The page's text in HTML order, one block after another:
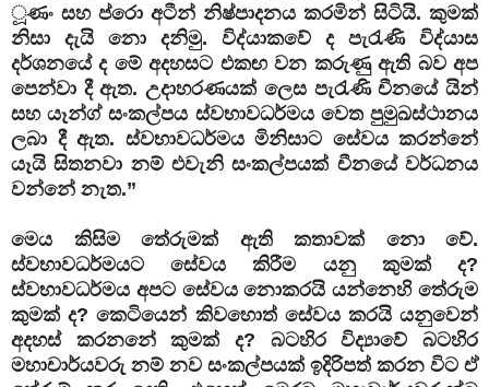
ූණං සහ ප්රො අටීන් නිෂ්පාදනය කරමින් සිටියි. කුමක්‌
නිසා දැයි නො දනිමු. විද්යාකවේ ද පැරැණි විද්යාස
දර්ශනයේ ද මේ අදහසට එකඟ වන කරුණු ඇති බව අප
පෙන්වා දී ඇත. උදාහරණයක්‌ ලෙස පැරැණි චීනයේ යින්
සහ යෑන්ග් සංකල්පය ස්‌වභාවධර්මය වෙත පුමුඛස්‌ථානය
ලබා දී ඇත. ස්‌වභාවධර්මය මිනිසාට සේවය කරන්නේ
යෑයි සිතනවා නම් එවැනි සංකල්පයක්‌ චීනයේ වර්ධනය
වන්නේ නැත.”
මෙය කිසිම තේරුමක් ඇති කතාවක් නො වේ.
ස්වභාවධර්මයට සේවය කිරීම යනු කුමක් ද?
ස්වභාවධර්මය අපට සේවය නොකරයි යන්නෙහි තේරුම
කුමක් ද? කෙටියෙන් කිවහොත් සේවය කරයි යනුවෙන්
අදහස් කරනනේ කුමක් ද? බටහිර විද්‍යාවේ බටහිර
මහාචාර්යවරු නම් නව සංකල්පයක් ඉදිරිපත් කරන විට ඒ